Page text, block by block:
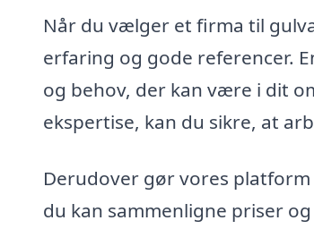
Når du vælger et firma til
erfaring og gode referencer.
og behov, der kan være i dit
ekspertise, kan du sikre, at
Derudover gør vores
du kan sammenligne priser